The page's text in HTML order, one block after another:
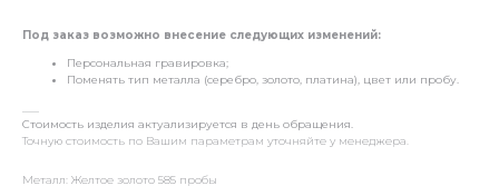
Под заказ возможно внесение следующих изменений:
Персональная гравировка;
Поменять тип металла (серебро, золото, платина), цвет или пробу.
Стоимость изделия актуализируется в день обращения.
Точную стоимость по Вашим параметрам уточняйте у менеджера.
Металл: Желтое золото 585 пробы